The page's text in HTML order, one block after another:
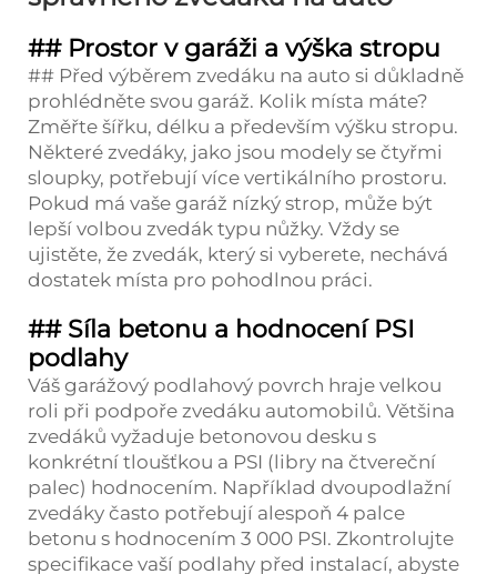
## Prostor v garáži a výška stropu
## Před výběrem zvedáku na auto si důkladně
prohlédněte svou garáž. Kolik místa máte?
Změřte šířku, délku a především výšku stropu.
Některé zvedáky, jako jsou modely se čtyřmi
sloupky, potřebují více vertikálního prostoru.
Pokud má vaše garáž nízký strop, může být
lepší volbou zvedák typu nůžky. Vždy se
ujistěte, že zvedák, který si vyberete, nechává
dostatek místa pro pohodlnou práci.
## Síla betonu a hodnocení PSI
podlahy
Váš garážový podlahový povrch hraje velkou
roli při podpoře zvedáku automobilů. Většina
zvedáků vyžaduje betonovou desku s
konkrétní tloušťkou a PSI (libry na čtvereční
palec) hodnocením. Například dvoupodlažní
zvedáky často potřebují alespoň 4 palce
betonu s hodnocením 3 000 PSI. Zkontrolujte
specifikace vaší podlahy před instalací, abyste